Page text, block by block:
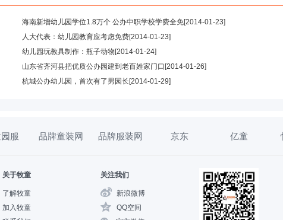
海南新增幼儿园学位1.8万个 公办中职学校学费全免[2014-01-23]
人大代表：幼儿园教育应考虑免费[2014-01-23]
幼儿园玩教具制作：瓶子动物 [2014-01-24]
山东省齐河县把优质公办园建到老百姓家门口 [2014-01-26]
杭城公办幼儿园，首次有了男园长 [2014-01-29]
服 品牌童装网 品牌服装网 京东 亿童
关于牧童
了解牧童
加入牧童
关注我们
新浪微博
QQ空间